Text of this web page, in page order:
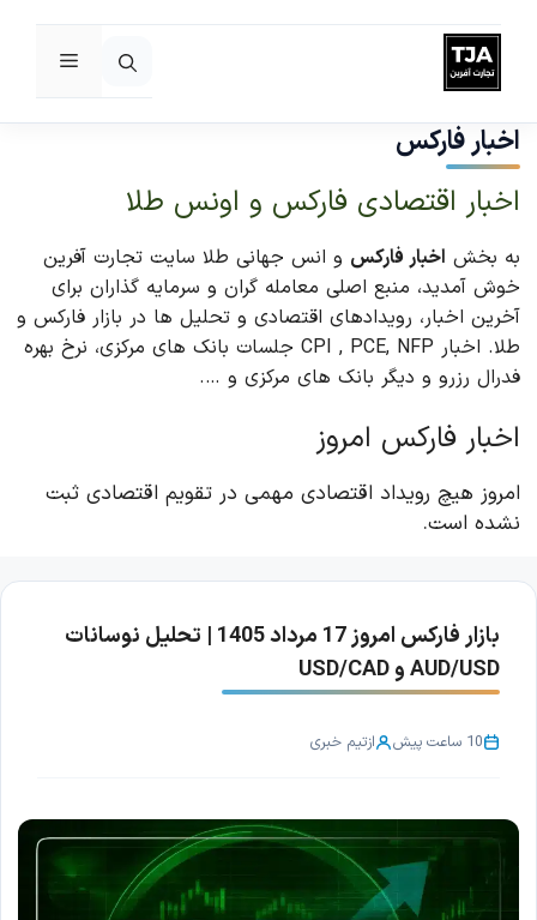
پرش
به
محتوا
فهرست
اخبار فارکس
اخبار اقتصادی فارکس و اونس طلا
به بخش اخبار فارکس و انس جهانی طلا سایت تجارت آفرین
خوش آمدید، منبع اصلی معامله گران و سرمایه گذاران برای
آخرین اخبار، رویدادهای اقتصادی و تحلیل ها در بازار فارکس و
طلا. اخبار CPI , PCE, NFP جلسات بانک های مرکزی، نرخ بهره
فدرال رزرو و دیگر بانک های مرکزی و ….
اخبار فارکس امروز
امروز هیچ رویداد اقتصادی مهمی در تقویم اقتصادی ثبت
نشده است.
بازار فارکس امروز 17 مرداد 1405 | تحلیل نوسانات
AUD/USD و USD/CAD
10 ساعت پیش ازتیم خبری